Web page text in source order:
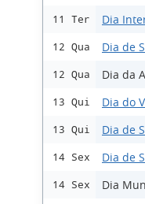
11 Ter Dia
12 Qua Dia de
12 Qua Dia da
13 Qui Dia do
13 Qui Dia de
14 Sex Dia de
14 Sex Dia